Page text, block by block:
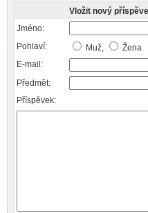
Vložit nový
Jméno:
Pohlaví:
Muž,
Žena
E-mail:
Předmět:
Příspěvek: